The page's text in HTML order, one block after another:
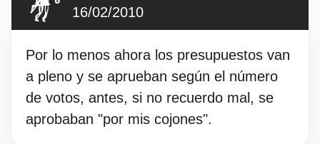
16/02/2010
Por lo menos ahora los presupuestos van
a pleno y se aprueban según el número
de votos, antes, si no recuerdo mal, se
aprobaban "por mis cojones".